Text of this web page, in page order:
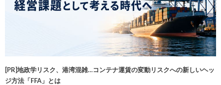
[PR]地政学リスク、港湾混雑…コンテナ運賃の変動リスクへの新しいヘッ
ジ方法「FFA」とは